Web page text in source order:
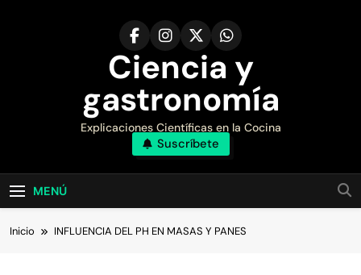
Ciencia y
gastronomía
Explicaciones Científicas en la Cocina
Suscríbete
MENÚ
Inicio INFLUENCIA DEL PH EN MASAS Y PANES